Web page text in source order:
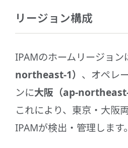
リージョン構成
IPAMのホームリージョン
northeast-1） 、オペレ
ンに大阪（ap-northeast-
これにより、東京・大阪
IPAMが検出・管理します。